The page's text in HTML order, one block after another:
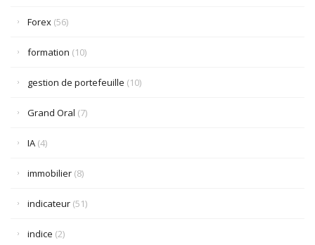
Forex (56)
formation (10)
gestion de portefeuille (10)
Grand Oral (7)
IA (4)
immobilier (8)
indicateur (51)
indice (2)